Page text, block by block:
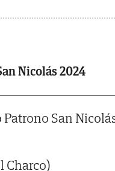
Nicolás 2024
Patrono San
Charco)